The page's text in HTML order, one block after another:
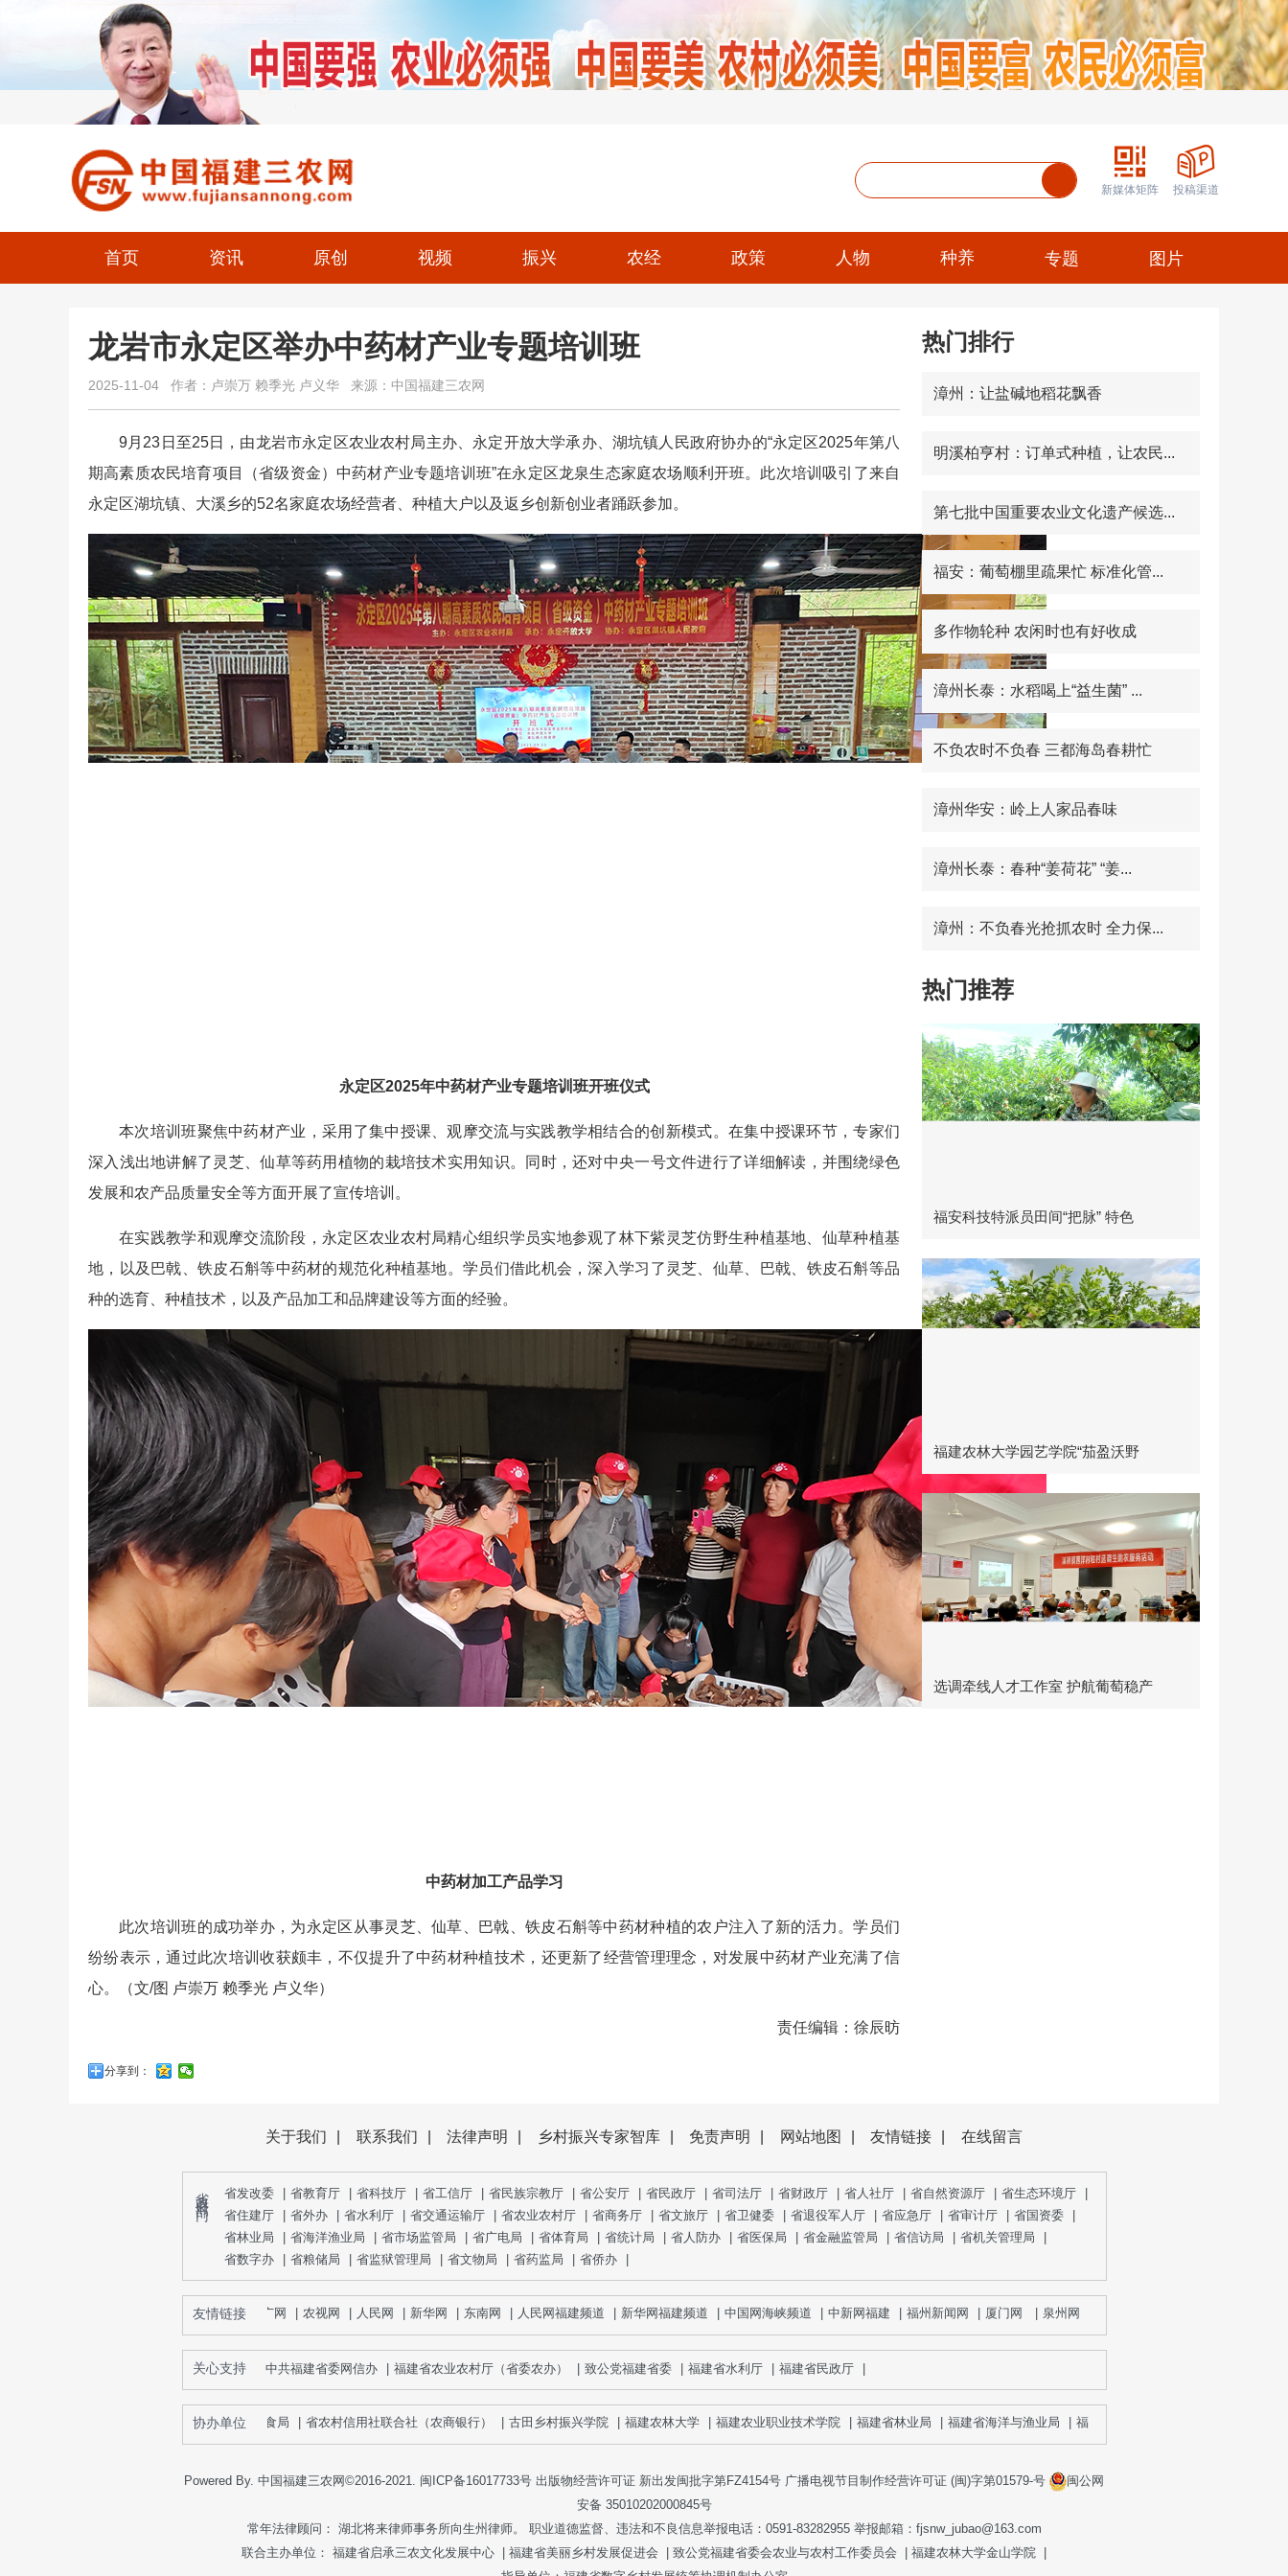
新媒体矩阵 投稿渠道
首页 资讯 原创 视频 振兴 农经 政策 人物 种养 专题 图片
龙岩市永定区举办中药材产业专题培训班
2025-11-04 作者：卢崇万 赖季光 卢义华 来源：中国福建三农网
9月23日至25日，由龙岩市永定区农业农村局主办、永定开放大学承办、湖坑镇人民政府协办的“永定区2025年第八
期高素质农民培育项目（省级资金）中药材产业专题培训班”在永定区龙泉生态家庭农场顺利开班。此次培训吸引了来自
永定区湖坑镇、大溪乡的52名家庭农场经营者、种植大户以及返乡创新创业者踊跃参加。
永定区2025年中药材产业专题培训班开班仪式
本次培训班聚焦中药材产业，采用了集中授课、观摩交流与实践教学相结合的创新模式。在集中授课环节，专家们
深入浅出地讲解了灵芝、仙草等药用植物的栽培技术实用知识。同时，还对中央一号文件进行了详细解读，并围绕绿色
发展和农产品质量安全等方面开展了宣传培训。
在实践教学和观摩交流阶段，永定区农业农村局精心组织学员实地参观了林下紫灵芝仿野生种植基地、仙草种植基
地，以及巴戟、铁皮石斛等中药材的规范化种植基地。学员们借此机会，深入学习了灵芝、仙草、巴戟、铁皮石斛等品
种的选育、种植技术，以及产品加工和品牌建设等方面的经验。
中药材加工产品学习
此次培训班的成功举办，为永定区从事灵芝、仙草、巴戟、铁皮石斛等中药材种植的农户注入了新的活力。学员们
纷纷表示，通过此次培训收获颇丰，不仅提升了中药材种植技术，还更新了经营管理理念，对发展中药材产业充满了信
心。（文/图 卢崇万 赖季光 卢义华）
责任编辑：徐辰昉
分享到：
热门排行
漳州：让盐碱地稻花飘香
明溪柏亨村：订单式种植，让农民...
第七批中国重要农业文化遗产候选...
福安：葡萄棚里疏果忙 标准化管...
多作物轮种 农闲时也有好收成
漳州长泰：水稻喝上“益生菌” ...
不负农时不负春 三都海岛春耕忙
漳州华安：岭上人家品春味
漳州长泰：春种“姜荷花” “姜...
漳州：不负春光抢抓农时 全力保...
热门推荐
福安科技特派员田间“把脉” 特色
福建农林大学园艺学院“茄盈沃野
选调牵线人才工作室 护航葡萄稳产
关于我们 联系我们 法律声明 乡村振兴专家智库 免责声明 网站地图 友情链接 在线留言
省 政 府 部 门 省发改委 省教育厅 省科技厅 省工信厅 省民族宗教厅 省公安厅 省民政厅 省司法厅 省财政厅 省人社厅 省自然资源厅 省生态环境厅
省住建厅
省外办 省水利厅 省交通运输厅 省农业农村厅 省商务厅 省文旅厅 省卫健委 省退役军人厅 省应急厅 省审计厅 省国资委
省林业局
省海洋渔业局 省市场监管局 省广电局 省体育局 省统计局 省人防办 省医保局 省金融监管局 省信访局 省机关管理局
省数字办
省粮储局 省监狱管理局 省文物局 省药监局 省侨办
友情链接央广网 | 农视网 | 人民网 | 新华网 | 东南网 | 人民网福建频道 | 新华网福建频道 | 中国网海峡频道 | 中新网福建 | 福州新闻网 | 厦门网 | 泉州网 |
关心支持 中共福建省委网信办 福建省农业农村厅（省委农办） 致公党福建省委 福建省水利厅 福建省民政厅
协办单位
福建省粮食局 | 省农村信用社联合社（农商银行） 古田乡村振兴学院 | 福建农林大学 | 福建农业职业技术学院 | 福建省林业局 | 福建省海洋与渔业局 | 福建省药品监督管理局
Powered By. 中国福建三农网©2016-2021. 闽ICP备16017733号 出版物经营许可证 新出发闽批字第FZ4154号 广播电视节目制作经营许可证 (闽)字第01579-号
闽公网
安备 35010202000845号
常年法律顾问： 湖北将来律师事务所向生州律师。 职业道德监督、违法和不良信息举报电话：0591-83282955 举报邮箱：fjsnw_jubao@163.com
联合主办单位： 福建省启承三农文化发展中心 福建省美丽乡村发展促进会 致公党福建省委会农业与农村工作委员会 福建农林大学金山学院